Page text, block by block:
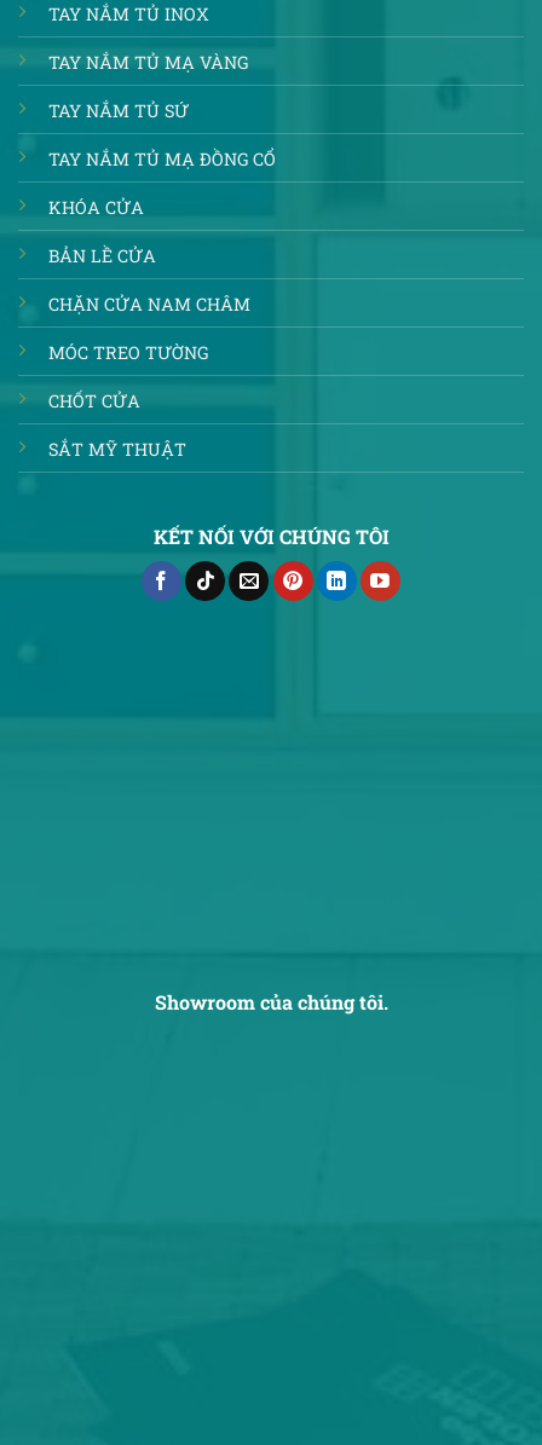
TAY NẮM TỦ INOX
TAY NẮM TỦ MẠ VÀNG
TAY NẮM TỦ SỨ
TAY NẮM TỦ MẠ ĐỒNG CỔ
KHÓA CỬA
BẢN LỀ CỬA
CHẶN CỬA NAM CHÂM
MÓC TREO TƯỜNG
CHỐT CỬA
SẮT MỸ THUẬT
KẾT NỐI VỚI CHÚNG TÔI
Showroom của chúng tôi.